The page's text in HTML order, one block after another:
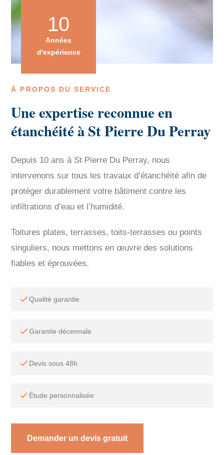
À PROPOS DU SERVICE
Une expertise reconnue en
étanchéité à St Pierre Du Perray
Depuis 10 ans à St Pierre Du Perray, nous
intervenons sur tous les travaux d’étanchéité afin de
protéger durablement votre bâtiment contre les
infiltrations d’eau et l’humidité.
Toitures plates, terrasses, toits-terrasses ou points
singuliers, nous mettons en œuvre des solutions
fiables et éprouvées.
Qualité garantie
Garantie décennale
Devis sous 48h
Étude personnalisée
Demander un devis gratuit
10
Années
d'expérience